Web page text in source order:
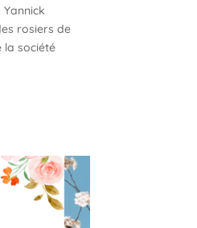
rosiers de
la société